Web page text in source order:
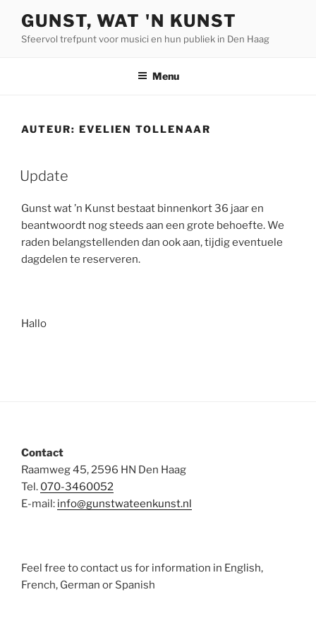
inhoud
GUNST, WAT 'N KUNST
Sfeervol trefpunt voor musici en hun publiek in Den Haag
Menu
AUTEUR: EVELIEN TOLLENAAR
GEPLAATST
OP
Update
Gunst wat ’n Kunst bestaat binnenkort 36 jaar en
beantwoordt nog steeds aan een grote behoefte. We
raden belangstellenden dan ook aan, tijdig eventuele
dagdelen te reserveren.
Hallo
Contact
Raamweg 45, 2596 HN Den Haag
Tel. 070-3460052
E-mail: info@gunstwateenkunst.nl
Feel free to contact us for information in English,
French, German or Spanish